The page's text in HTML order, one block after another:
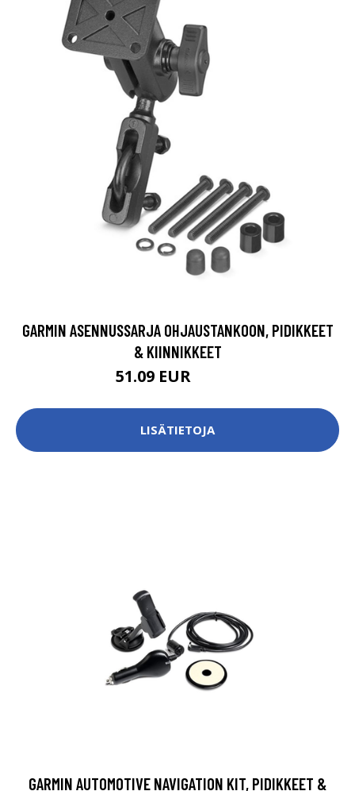
GARMIN ASENNUSSARJA OHJAUSTANKOON, PIDIKKEET
& KIINNIKKEET
51.09 EUR
LISÄTIETOJA
GARMIN AUTOMOTIVE NAVIGATION KIT, PIDIKKEET &